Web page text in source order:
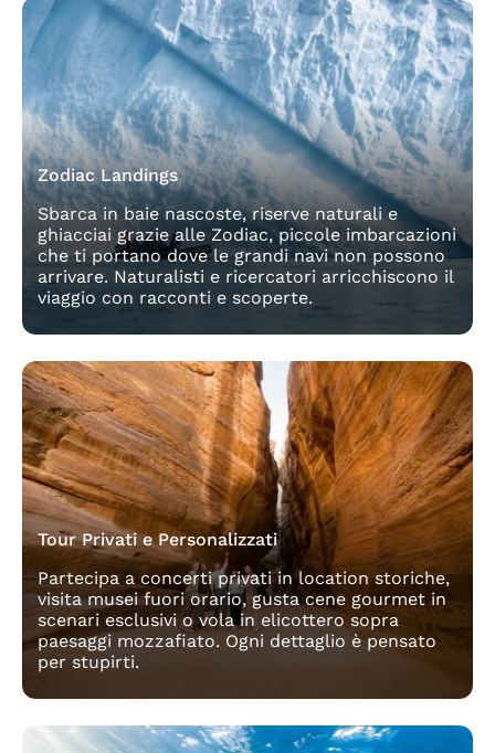
Zodiac Landings
Sbarca in baie nascoste, riserve naturali e
ghiacciai grazie alle Zodiac, piccole imbarcazioni
che ti portano dove le grandi navi non possono
arrivare. Naturalisti e ricercatori arricchiscono il
viaggio con racconti e scoperte.
Tour Privati e Personalizzati
Partecipa a concerti privati in location storiche,
visita musei fuori orario, gusta cene gourmet in
scenari esclusivi o vola in elicottero sopra
paesaggi mozzafiato. Ogni dettaglio è pensato
per stupirti.